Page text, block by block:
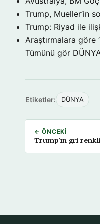
Trump, Mueller’in
Trump: Riyad ile
Araştırmalara göre
Tümünü gör
Etiketler: DÜNYA
← ÖNCEKI
Trump’ın gri